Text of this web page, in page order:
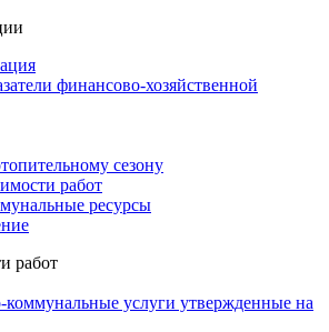
финансово-хозяйственной
сезону
работ
ресурсы
работ
услуги утвержденные на